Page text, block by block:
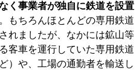
く事業者が独自に鉄道を設置
もちろんほとんどの専用鉄道
れましたが、なかには鉱山等
客車を運行していた専用鉄道
）や、工場の通勤者を輸送し